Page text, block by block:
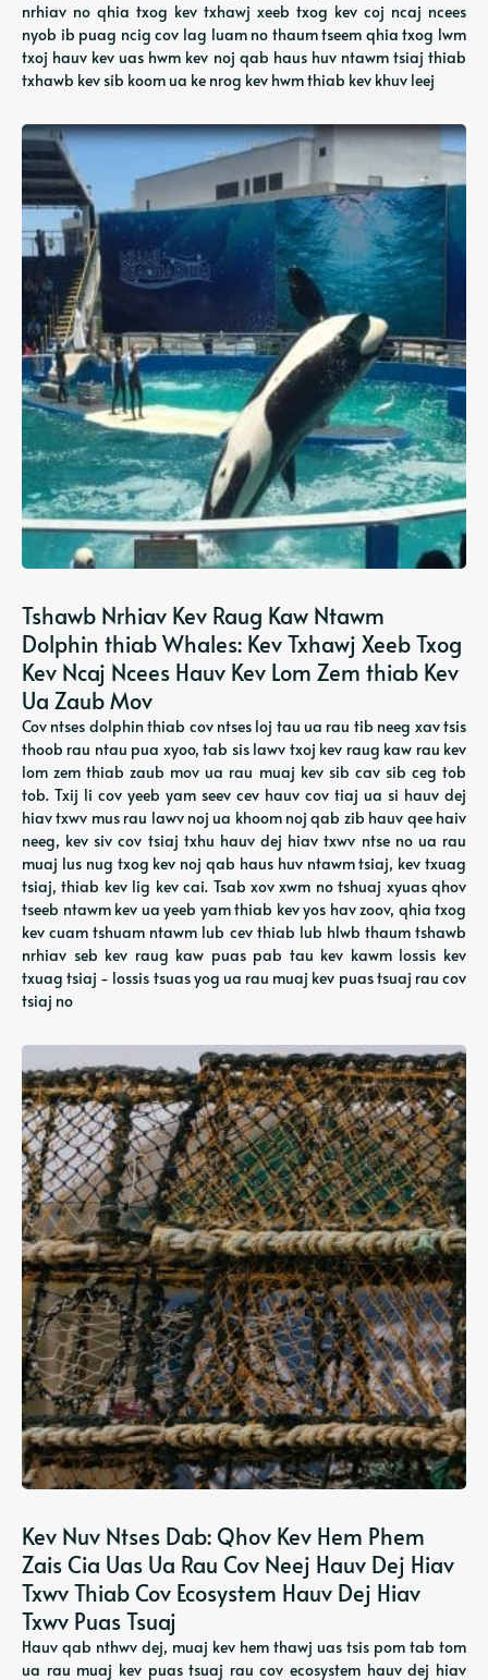
nrhiav no qhia txog kev txhawj xeeb txog kev coj ncaj ncees
nyob ib puag ncig cov lag luam no thaum tseem qhia txog lwm
txoj hauv kev uas hwm kev noj qab haus huv ntawm tsiaj thiab
txhawb kev sib koom ua ke nrog kev hwm thiab kev khuv leej
Tshawb Nrhiav Kev Raug Kaw Ntawm
Dolphin thiab Whales: Kev Txhawj Xeeb Txog
Kev Ncaj Ncees Hauv Kev Lom Zem thiab Kev
Ua Zaub Mov
Cov ntses dolphin thiab cov ntses loj tau ua rau tib neeg xav tsis
thoob rau ntau pua xyoo, tab sis lawv txoj kev raug kaw rau kev
lom zem thiab zaub mov ua rau muaj kev sib cav sib ceg tob
tob. Txij li cov yeeb yam seev cev hauv cov tiaj ua si hauv dej
hiav txwv mus rau lawv noj ua khoom noj qab zib hauv qee haiv
neeg, kev siv cov tsiaj txhu hauv dej hiav txwv ntse no ua rau
muaj lus nug txog kev noj qab haus huv ntawm tsiaj, kev txuag
tsiaj, thiab kev lig kev cai. Tsab xov xwm no tshuaj xyuas qhov
tseeb ntawm kev ua yeeb yam thiab kev yos hav zoov, qhia txog
kev cuam tshuam ntawm lub cev thiab lub hlwb thaum tshawb
nrhiav seb kev raug kaw puas pab tau kev kawm lossis kev
txuag tsiaj - lossis tsuas yog ua rau muaj kev puas tsuaj rau cov
tsiaj no
Kev Nuv Ntses Dab: Qhov Kev Hem Phem
Zais Cia Uas Ua Rau Cov Neej Hauv Dej Hiav
Txwv Thiab Cov Ecosystem Hauv Dej Hiav
Txwv Puas Tsuaj
Hauv qab nthwv dej, muaj kev hem thawj uas tsis pom tab tom
ua rau muaj kev puas tsuaj rau cov ecosystem hauv dej hiav